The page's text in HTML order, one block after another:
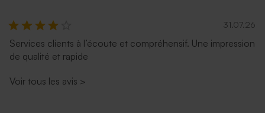
Enveloppe naissance
lavande
Enveloppe naissance bleu
31.07.26
Services clients à l’écoute et compréhensif. Une impression
de qualité et rapide
Voir tous les avis >